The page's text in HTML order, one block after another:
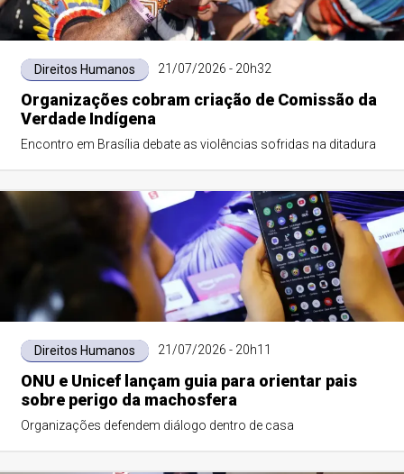
Direitos Humanos 21/07/2026 - 20h32
Organizações cobram criação de Comissão da
Verdade Indígena
Encontro em Brasília debate as violências sofridas na ditadura
Direitos Humanos 21/07/2026 - 20h11
ONU e Unicef lançam guia para orientar pais
sobre perigo da machosfera
Organizações defendem diálogo dentro de casa